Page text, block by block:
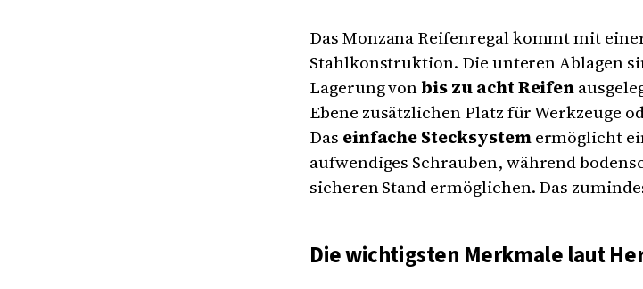
Das Monzana Reifenregal kommt mit
Stahlkonstruktion. Die unteren Ablagen
Lagerung vonbis zu acht Reifen
Ebene zusätzlichen Platz für Werkzeuge
Das einfache Stecksystemermöglicht
aufwendiges Schrauben, während
sicheren Stand ermöglichen. Das
Die wichtigsten Merkmale laut